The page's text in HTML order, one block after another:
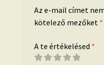
Az e-mail címet
kötelező mezőket *
A te értékelésed *